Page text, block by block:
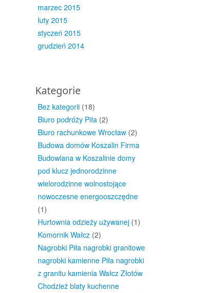
marzec 2015
luty 2015
styczeń 2015
grudzień 2014
Kategorie
Bez kategorii (18)
Biuro podróży Piła (2)
Biuro rachunkowe Wrocław (2)
Budowa domów Koszalin Firma
Budowlana w Koszalinie domy
pod klucz jednorodzinne
wielorodzinne wolnostojące
nowoczesne energooszczędne
(1)
Hurtownia odzieży używanej (1)
Komornik Wałcz (2)
Nagrobki Piła nagrobki granitowe
nagrobki kamienne Piła nagrobki
z granitu kamienia Wałcz Złotów
Chodzież blaty kuchenne